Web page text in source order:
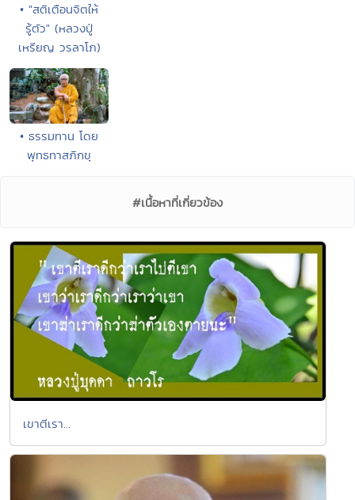
• "สติเตือนจิตให้
รู้ตัว" (หลวงปู่
เหรียญ วรลาโภ)
• ธรรมทาน โดย
พุทธทาสภิกขุ
#เนื้อหาที่เกี่ยวข้อง
เขาตีเรา...